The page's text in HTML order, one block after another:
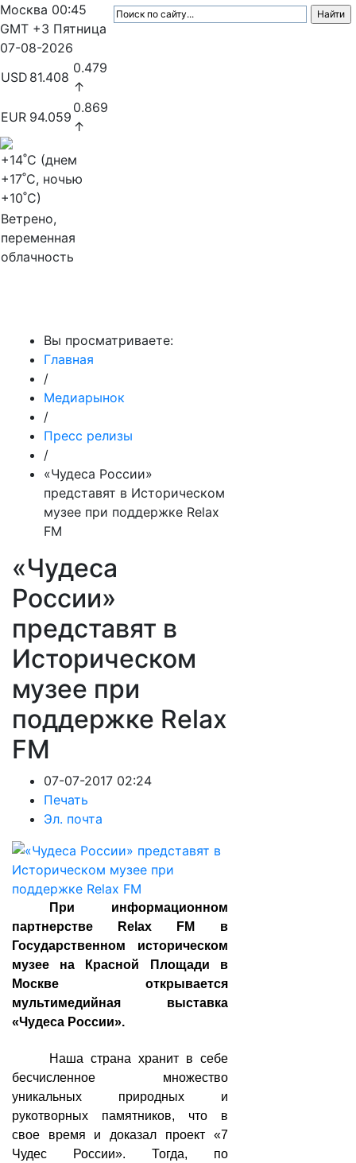
Москва 00:45
GMT +3 Пятница
07-08-2026
USD 81.408
0.479
↑
EUR 94.059
0.869
↑
+14˚C (днем
+17˚C, ночью
+10˚C)
Ветрено,
переменная
облачность
Вы просматриваете:
Главная
/
Медиарынок
/
Пресс релизы
/
«Чудеса России»
представят в Историческом
музее при поддержке Relax
FM
«Чудеса
России»
представят в
Историческом
музее при
поддержке Relax
FM
07-07-2017 02:24
Печать
Эл. почта
При информационном
партнерстве Relax FM в
Государственном историческом
музее на Красной Площади в
Москве открывается
мультимедийная выставка
«Чудеса России».
Наша страна хранит в себе
бесчисленное множество
уникальных природных и
рукотворных памятников, что в
свое время и доказал проект «7
Чудес России». Тогда, по